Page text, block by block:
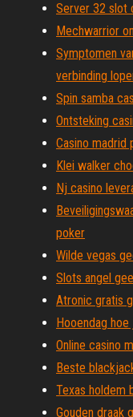
Server 32 slot
Mechwarrior
Symptomen
verbinding
Spin samba
Ontsteking
Casino madrid
Klei walker
Nj casino
poker
Wilde vegas
Slots angel
Atronic gratis
Hooendag
Online casino
Beste
Texas holdem
Gouden draak